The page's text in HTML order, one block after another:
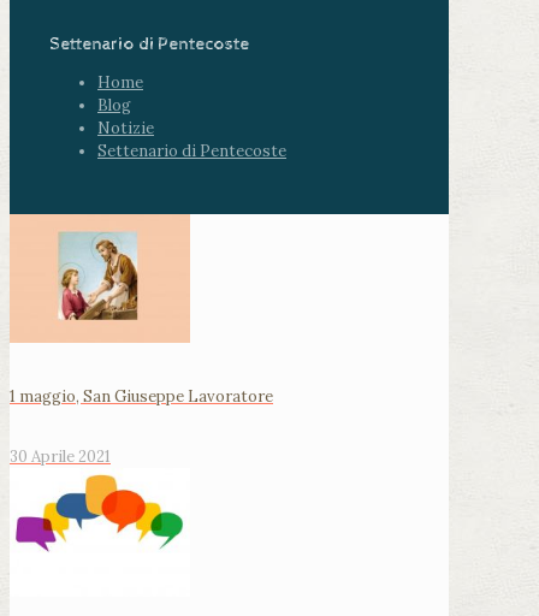
Settenario di Pentecoste
Home
Blog
Notizie
Settenario di Pentecoste
1 maggio, San Giuseppe Lavoratore
30 Aprile 2021